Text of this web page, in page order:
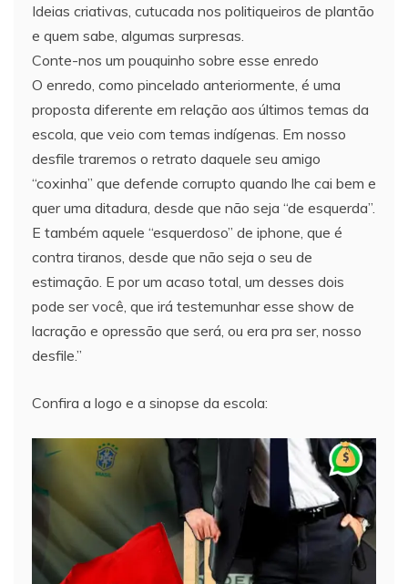
Ideias criativas, cutucada nos politiqueiros de plantão
e quem sabe, algumas surpresas.
Conte-nos um pouquinho sobre esse enredo
O enredo, como pincelado anteriormente, é uma
proposta diferente em relação aos últimos temas da
escola, que veio com temas indígenas. Em nosso
desfile traremos o retrato daquele seu amigo
“coxinha” que defende corrupto quando lhe cai bem e
quer uma ditadura, desde que não seja “de esquerda”.
E também aquele “esquerdoso” de iphone, que é
contra tiranos, desde que não seja o seu de
estimação. E por um acaso total, um desses dois
pode ser você, que irá testemunhar esse show de
lacração e opressão que será, ou era pra ser, nosso
desfile.”
Confira a logo e a sinopse da escola: